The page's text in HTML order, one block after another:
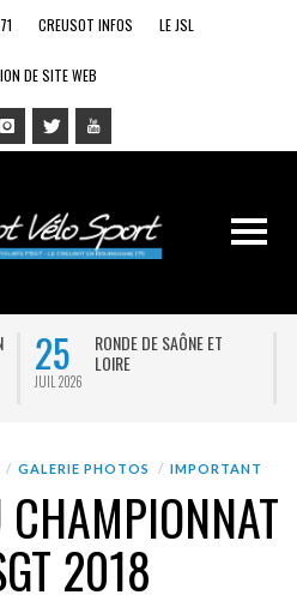
CREUSOT INFOS LE JSL
DE SITE WEB
25
JUIL 2026
RONDE DE SAÔNE ET
LOIRE
GALERIE PHOTOS IMPORTANT
CHAMPIONNAT
2018